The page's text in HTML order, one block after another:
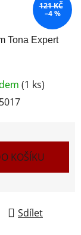
Tona Expert
(1 ks)
KOŠÍKU
Sdílet
121 KČ
–4 %